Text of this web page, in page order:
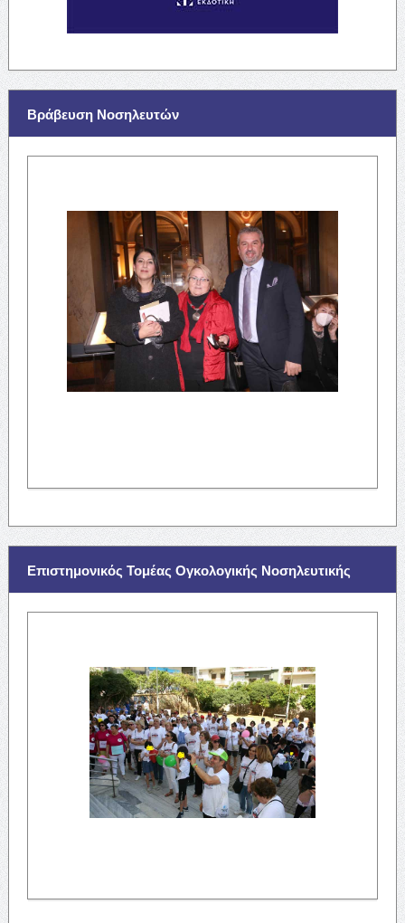
Βράβευση Νοσηλευτών
Επιστημονικός Τομέας Ογκολογικής Νοσηλευτικής